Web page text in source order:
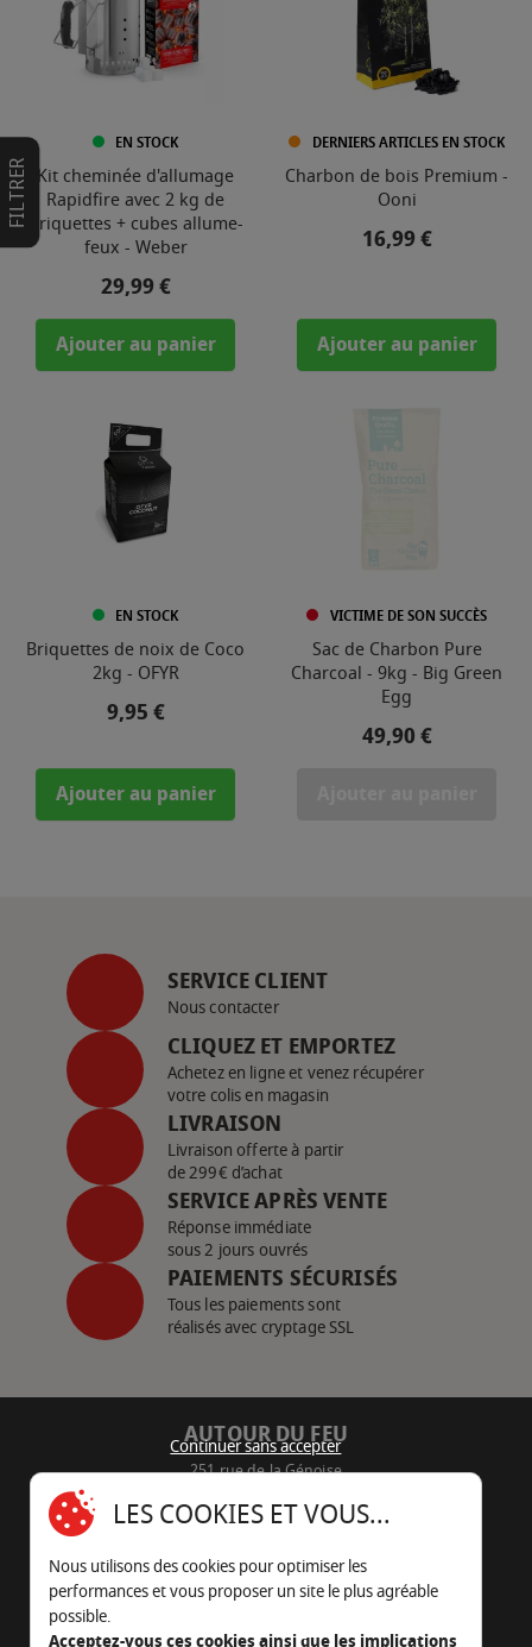
FILTRER
EN STOCK
Kit cheminée d'allumage
Rapidfire avec 2 kg de
briquettes + cubes allume-
feux - Weber
Prix
29,99 €
Ajouter au panier
DERNIERS ARTICLES EN STOCK
Charbon de bois Premium -
Ooni
Prix
16,99 €
Ajouter au panier
EN STOCK
Briquettes de noix de Coco
2kg - OFYR
Prix
9,95 €
Ajouter au panier
VICTIME DE SON SUCCÈS
Sac de Charbon Pure
Charcoal - 9kg - Big Green
Egg
Prix
49,90 €
SERVICE CLIENT
Nous contacter
CLIQUEZ ET EMPORTEZ
Achetez en ligne et venez récupérer
votre colis en magasin
LIVRAISON
Livraison offerte à partir
de 299€ d’achat
SERVICE APRÈS VENTE
Réponse immédiate
sous 2 jours ouvrés
PAIEMENTS SÉCURISÉS
Tous les paiements sont
réalisés avec cryptage SSL
AUTOUR DU FEU
251 rue de la Génoise
05 45 22 98 09
Nous envoyer un e-mail
Continuer sans accepter
LES COOKIES ET VOUS...
Nous utilisons des cookies pour optimiser les
performances et vous proposer un site le plus agréable
possible.
Acceptez-vous ces cookies ainsi que les implications